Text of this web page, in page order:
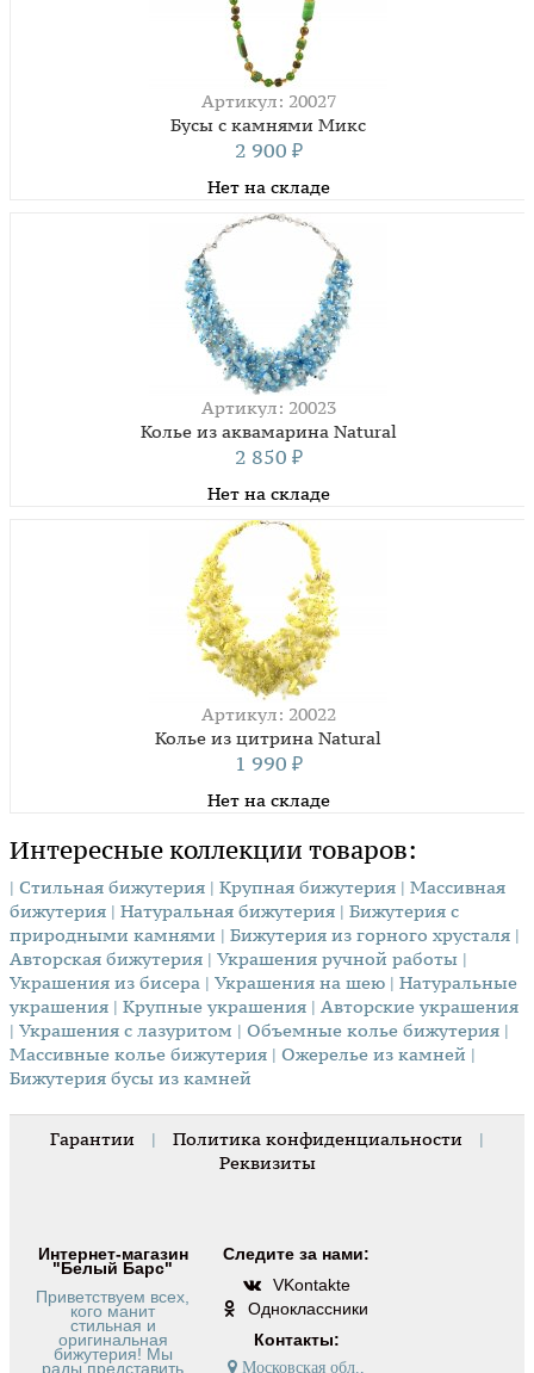
Артикул: 20027
Бусы с камнями Микс
2 900 ₽
Нет на складе
Артикул: 20023
Колье из аквамарина Natural
2 850 ₽
Нет на складе
Артикул: 20022
Колье из цитрина Natural
1 990 ₽
Нет на складе
Интересные коллекции товаров:
| Стильная бижутерия | Крупная бижутерия | Массивная
бижутерия | Натуральная бижутерия | Бижутерия с
природными камнями | Бижутерия из горного хрусталя |
Авторская бижутерия | Украшения ручной работы |
Украшения из бисера | Украшения на шею | Натуральные
украшения | Крупные украшения | Авторские украшения
| Украшения с лазуритом | Объемные колье бижутерия |
Массивные колье бижутерия | Ожерелье из камней |
Бижутерия бусы из камней
Гарантии | Политика конфиденциальности
|
Реквизиты
Интернет-магазин
"Белый Барс"
Приветствуем всех,
кого манит
стильная и
оригинальная
бижутерия! Мы
рады представить
Следите за нами:
VKontakte
Одноклассники
Контакты:
Московская обл.,